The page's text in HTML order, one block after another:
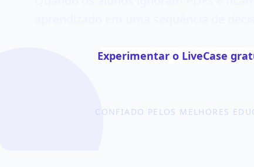
Experimentar o LiveCase
CONFIADO PELOS MELHORES